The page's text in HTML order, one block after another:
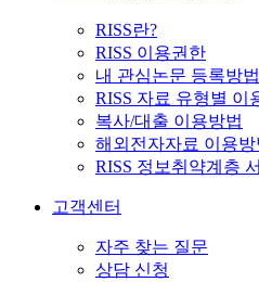
RISS란?
RISS 이용권한
내 관심논문 등록방법
RISS 자료 유형별 이
복사/대출 이용방법
해외전자자료 이용방
RISS 정보취약계층
고객센터
자주 찾는 질문
상담 신청